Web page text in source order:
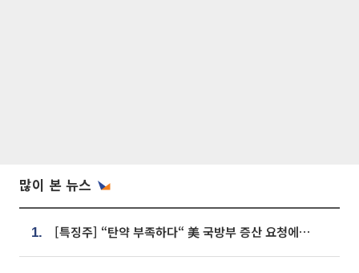
많이 본 뉴스
1. [특징주] “탄약 부족하다“ 美 국방부 증산 요청에⋯국내 방산주 급등세